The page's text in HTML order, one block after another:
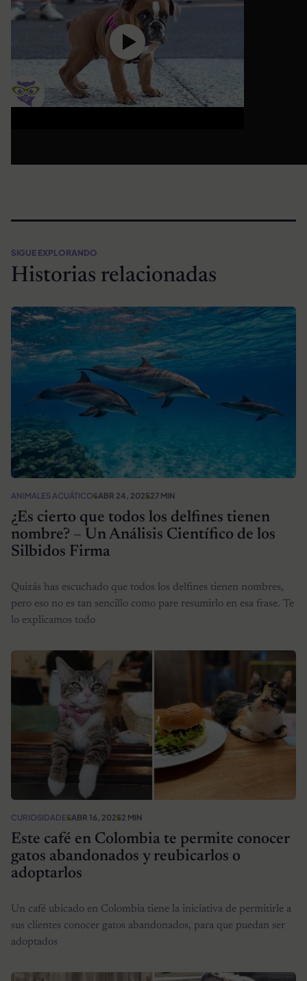
SIGUE EXPLORANDO
Historias relacionadas
ANIMALES ACUÁTICOSABR 24, 202527 MIN
¿Es cierto que todos los delfines tienen
nombre? – Un Análisis Científico de los
Silbidos Firma
Quizás has escuchado que todos los delfines tienen nombres,
pero eso no es tan sencillo como pare resumirlo en esa frase. Te
lo explicamos todo
CURIOSIDADESABR 16, 20252 MIN
Este café en Colombia te permite conocer
gatos abandonados y reubicarlos o
adoptarlos
Un café ubicado en Colombia tiene la iniciativa de permitirle a
sus clientes conocer gatos abandonados, para que puedan ser
adoptados